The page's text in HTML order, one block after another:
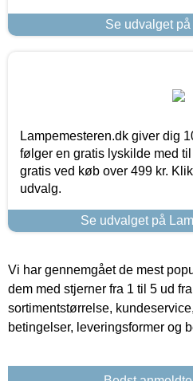
Se udvalget
Lampemesteren.dk giver dig
følger en gratis lyskilde med
gratis ved køb over 499 kr.
udvalg.
Se udvalget på
Vi har gennemgået de mest
dem med stjerner fra 1 til 5 ud
sortimentstørrelse,
betingelser, leveringsformer og